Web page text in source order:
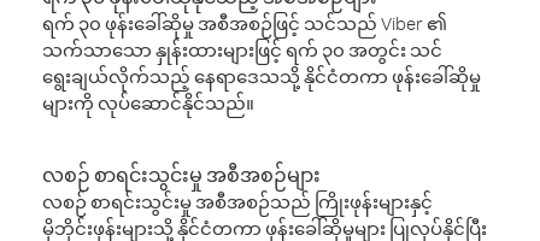
ရက် ၃၀ ဖုန်းခေါ်ဆိုမှု အစီအစဉ်ဖြင့် သင်သည် Viber ၏
သက်သာသော နှုန်းထားများဖြင့် ရက် ၃၀ အတွင်း သင်
ရွေးချယ်လိုက်သည့် နေရာဒေသသို့ နိုင်ငံတကာ ဖုန်းခေါ်ဆိုမှု
များကို လုပ်ဆောင်နိုင်သည်။
လစဉ် စာရင်းသွင်းမှု အစီအစဉ်များ
လစဉ် စာရင်းသွင်းမှု အစီအစဉ်သည် ကြိုးဖုန်းများနှင့်
မိုဘိုင်းဖုန်းများသို့ နိုင်ငံတကာ ဖုန်းခေါ်ဆိုမှုများ ပြုလုပ်နိုင်ပြီး